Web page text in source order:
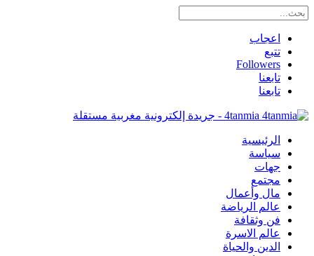
اعجاب
تتبع
Followers
تابعنا
تابعنا
4tanmia - جريدة إلكترونية مغربية مستقلة
الرئيسية
سياسة
جهات
مجتمع
مال وأعمال
عالم الرياضة
فن وثقافة
عالم الاسرة
الدين والحياة